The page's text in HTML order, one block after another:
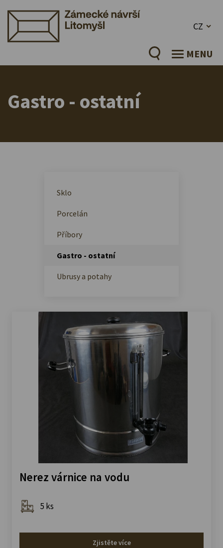
CZ
MENU
Gastro - ostatní
Sklo
Porcelán
Příbory
Gastro - ostatní
Ubrusy a potahy
Nerez várnice na vodu
5 ks
Zjistěte více